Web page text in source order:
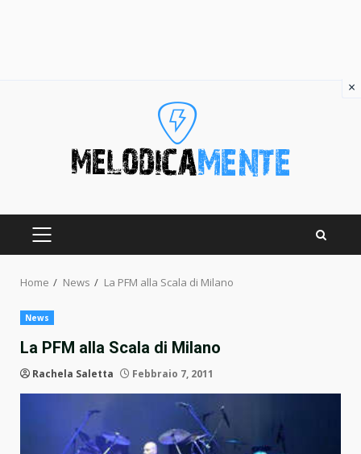
PRIMARY
Home News La PFM alla Scala di Milano
News
La PFM alla Scala di Milano
Rachela Saletta Febbraio 7, 2011
×